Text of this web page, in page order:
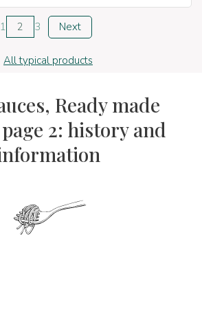
1 2 3 Next
All typical products
Ready made
2: history and